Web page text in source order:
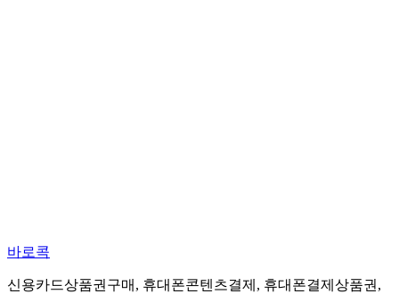
바로콕
신용카드상품권구매, 휴대폰콘텐츠결제, 휴대폰결제상품권,